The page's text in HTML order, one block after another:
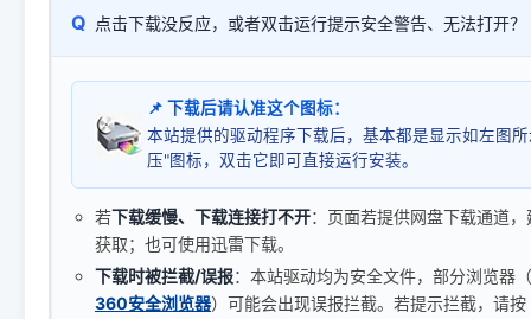
Q 点击下载没反应，或者双击运行提示安全警告、无法打开？
📌 下载后请认准这个图标：
本站提供的驱动程序下载后，基本都是显示如左图
压"图标，双击它即可直接运行安装。
若下载缓慢、下载连接打不开：页面若提供网盘下载通道
获取；也可使用迅雷下载。
下载时被拦截/误报：本站驱动均为安全文件，部分浏览器
360安全浏览器）可能会出现误报拦截。若提示拦截，请按